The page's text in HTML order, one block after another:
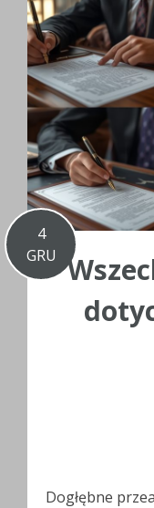
4
GRU
Dogłębne